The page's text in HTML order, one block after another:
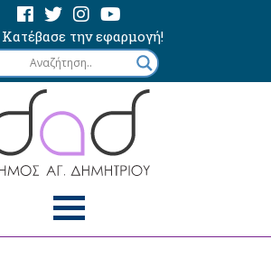
Κατέβασε την εφαρμογή!